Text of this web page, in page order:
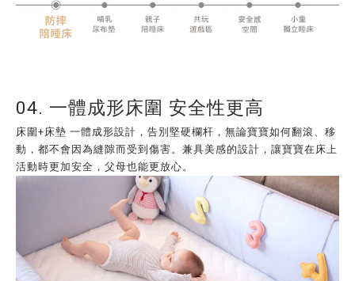
04. 一體成形床圍 安全性更高
床圍+床墊 一體成形設計，告別堅硬欄杆，無論寶寶如何翻滾、移
動，都不會因為縫隙而受到傷害。兼具美感的設計，讓寶寶在床上
活動時更加安全，父母也能更放心。